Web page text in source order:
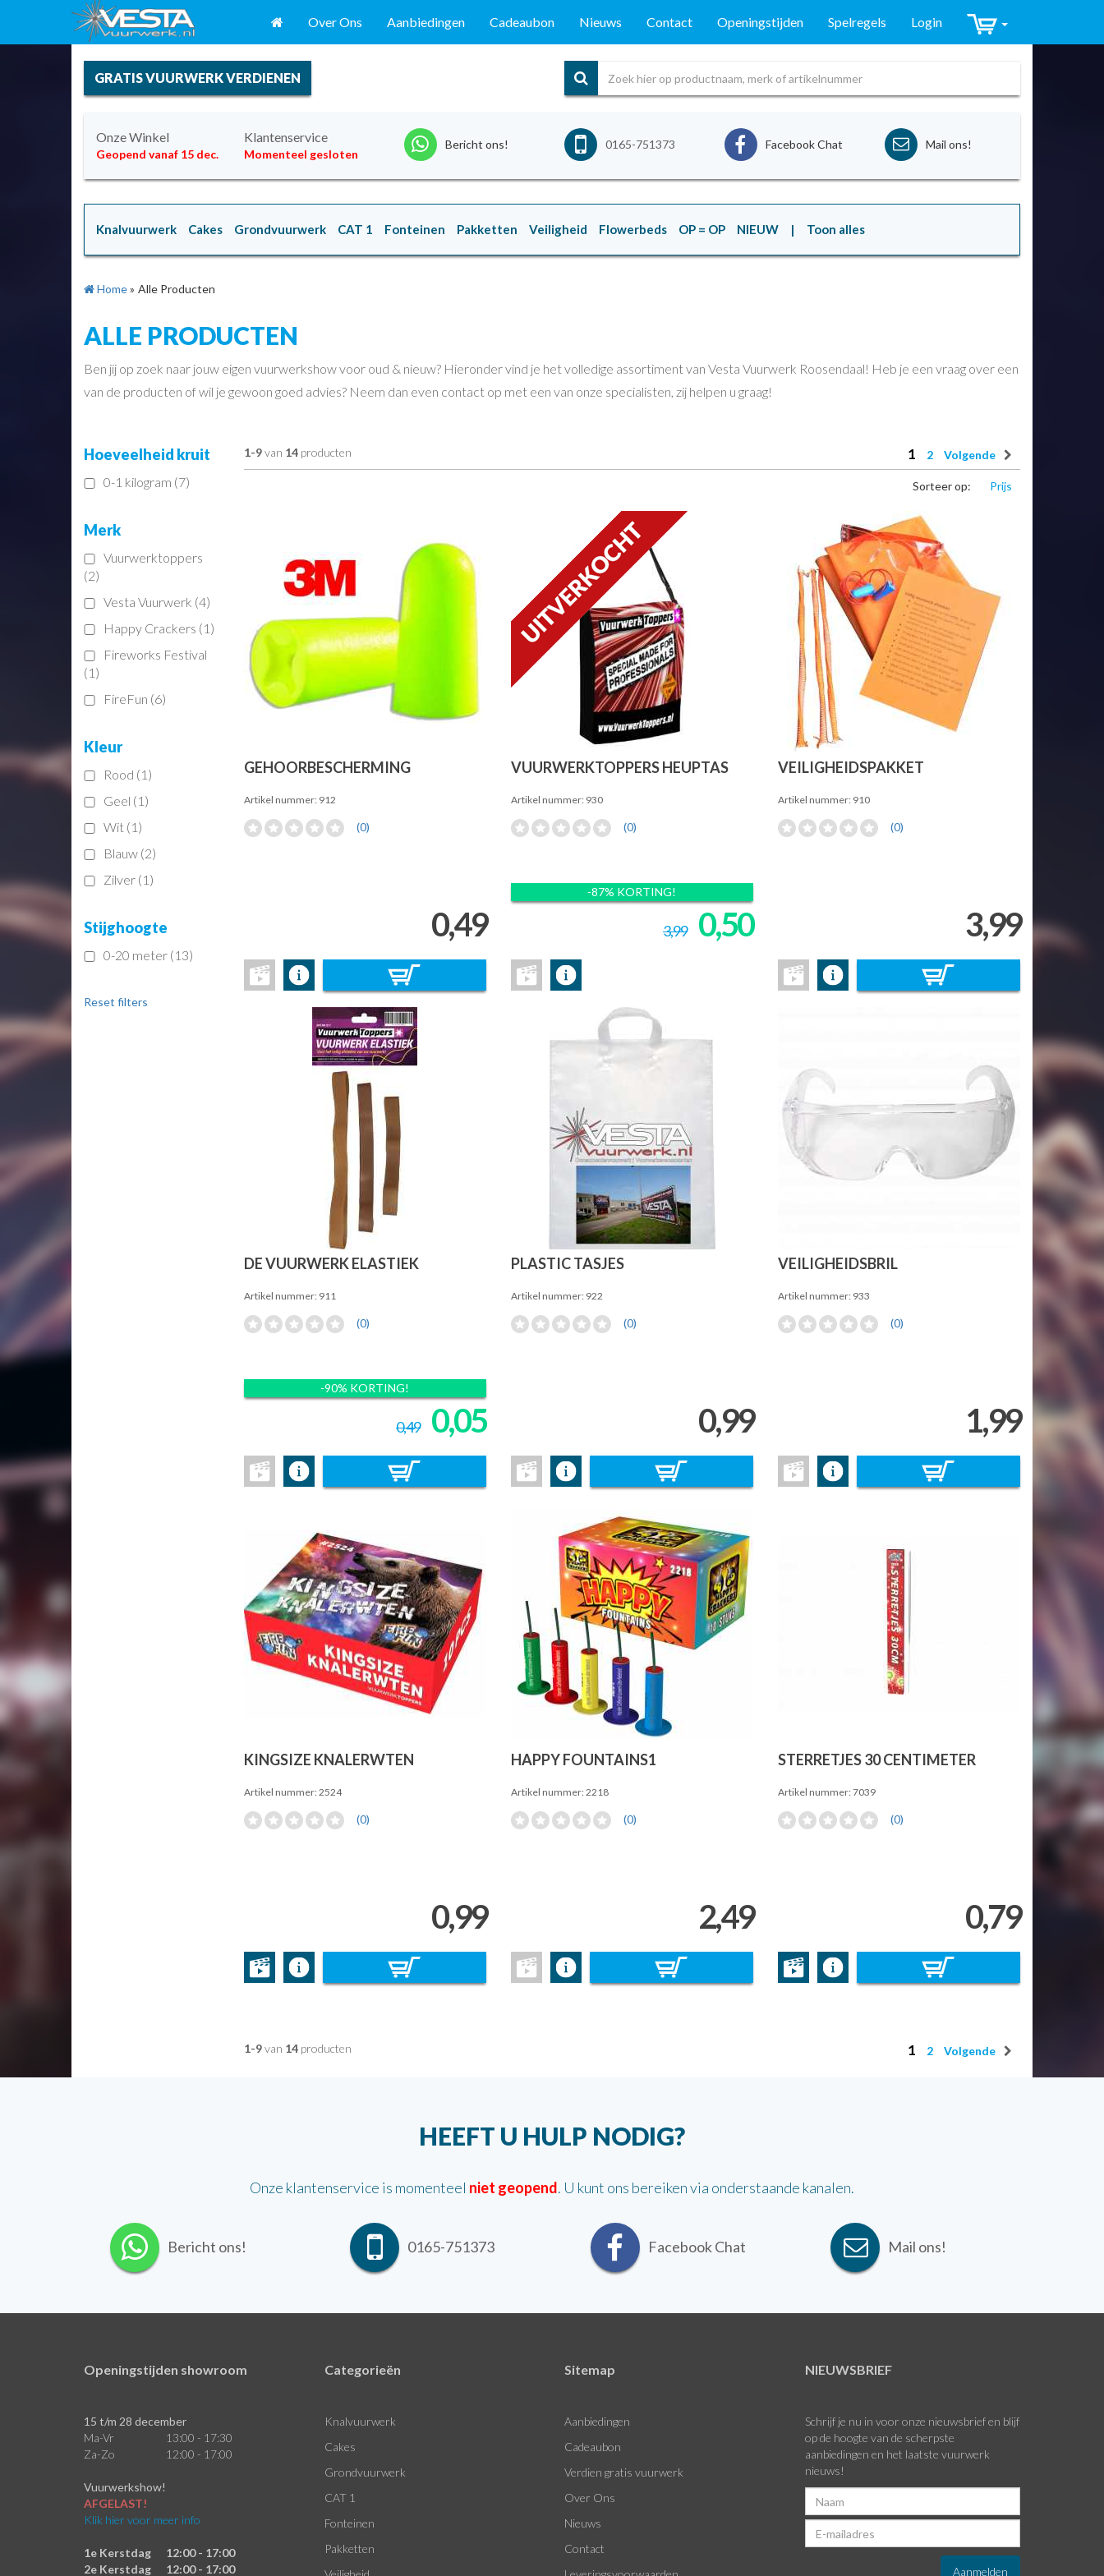
Over Ons Aanbiedingen Cadeaubon Nieuws Contact Openingstijden Spelregels Login
GRATIS VUURWERK VERDIENEN
Onze Winkel
Geopend vanaf 15 dec.
Klantenservice
Momenteel gesloten
Bericht ons! 0165-751373 Facebook Chat Mail ons!
Knalvuurwerk Cakes Grondvuurwerk CAT 1 Fonteinen Pakketten Veiligheid Flowerbeds OP = OP NIEUW | Toon alles
Home» Alle Producten
ALLE PRODUCTEN
Ben jij op zoek naar jouw eigen vuurwerkshow voor oud & nieuw? Hieronder vind je het volledige assortiment van Vesta Vuurwerk Roosendaal! Heb je een vraag over een
van de producten of wil je gewoon goed advies? Neem dan even contact op met een van onze specialisten, zij helpen u graag!
Hoeveelheid kruit
0-1 kilogram (7)
Merk
Vuurwerktoppers
(2)
Vesta Vuurwerk (4)
Happy Crackers (1)
Fireworks Festival
(1)
FireFun (6)
Kleur
Rood (1)
Geel (1)
Wit (1)
Blauw (2)
Zilver (1)
Stijghoogte
0-20 meter (13)
Reset filters
1-9van 14 producten 1 2 Volgende
Sorteer op: Prijs
GEHOORBESCHERMING
Artikel nummer: 912
(0)
0,49
VUURWERKTOPPERS HEUPTAS
Artikel nummer: 930
(0)
3,99 0,50
-87% KORTING!
VEILIGHEIDSPAKKET
Artikel nummer: 910
(0)
3,99
DE VUURWERK ELASTIEK
Artikel nummer: 911
(0)
0,49 0,05
-90% KORTING!
PLASTIC TASJES
Artikel nummer: 922
(0)
0,99
VEILIGHEIDSBRIL
Artikel nummer: 933
(0)
1,99
KINGSIZE KNALERWTEN
Artikel nummer: 2524
(0)
0,99
HAPPY FOUNTAINS1
Artikel nummer: 2218
(0)
2,49
STERRETJES 30 CENTIMETER
Artikel nummer: 7039
(0)
0,79
1-9van 14 producten 1 2 Volgende
HEEFT U HULP NODIG?
Onze klantenservice is momenteel niet geopend. U kunt ons bereiken via onderstaande kanalen.
Bericht ons! 0165-751373 Facebook Chat Mail ons!
Openingstijden showroom
15 t/m 28 december
Ma-Vr
13:00 - 17:30
Za-Zo
12:00 - 17:00
Vuurwerkshow!
AFGELAST!
Klik hier voor meer info
1e Kerstdag
12:00 - 17:00
2e Kerstdag
12:00 - 17:00
Categorieën
Knalvuurwerk
Cakes
Grondvuurwerk
CAT 1
Fonteinen
Pakketten
Sitemap
Aanbiedingen
Cadeaubon
Verdien gratis vuurwerk
Over Ons
Nieuws
Contact
NIEUWSBRIEF
Schrijf je nu in voor onze nieuwsbrief en blijf
op de hoogte van de scherpste
aanbiedingen en het laatste vuurwerk
nieuws!